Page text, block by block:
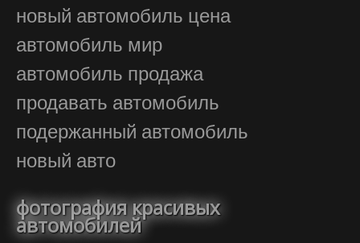
новый автомобиль цена
автомобиль мир
автомобиль продажа
продавать автомобиль
подержанный автомобиль
новый авто
фотография красивых
автомобилей